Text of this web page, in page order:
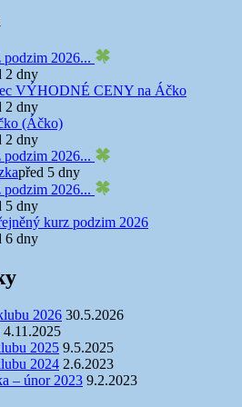
podzim 2026...
2 dny
VÝHODNÉ CENY na Áčko
2 dny
(Áčko)
2 dny
podzim 2026...
před 5 dny
podzim 2026...
5 dny
kurz podzim 2026
6 dny
2026 30.5.2026
4.11.2025
2025 9.5.2025
2024 2.6.2023
– únor 2023 9.2.2023